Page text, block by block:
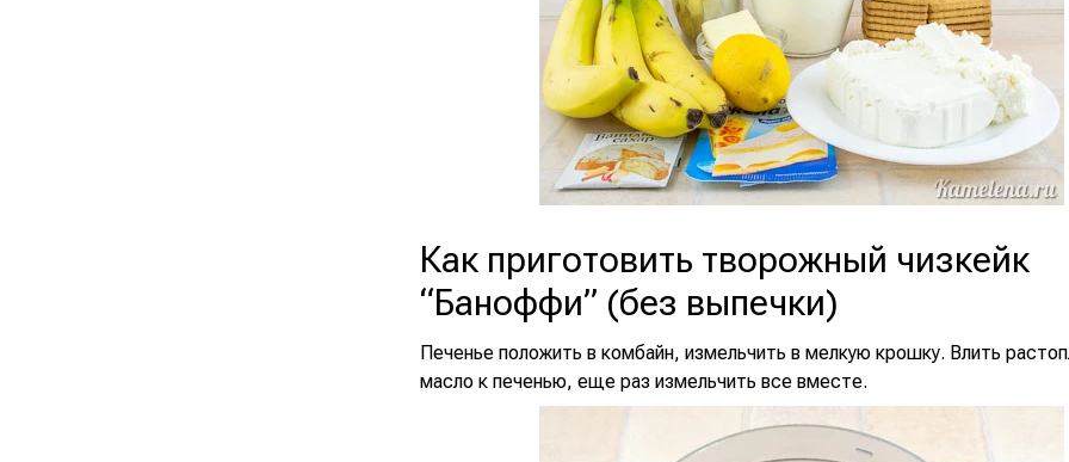
Как приготовить творожный чизкейк
“Баноффи” (без выпечки)
Печенье положить в комбайн, измельчить в мелкую крошку. Влить
масло к печенью, еще раз измельчить все вместе.